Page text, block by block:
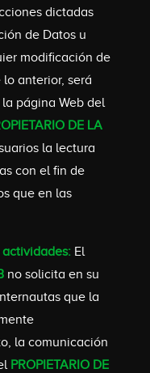
dictadas
de Datos u
modificación de
anterior, será
página Web del
DE LA
la lectura
con el fin de
que en las
El
no solicita en su
que la
la comunicación
PROPIETARIO DE